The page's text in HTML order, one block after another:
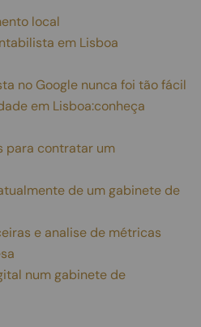
local
em Lisboa
no Google nunca foi tão fácil
em Lisboa:conheça
para contratar um
de um gabinete de
e analise de métricas
num gabinete de